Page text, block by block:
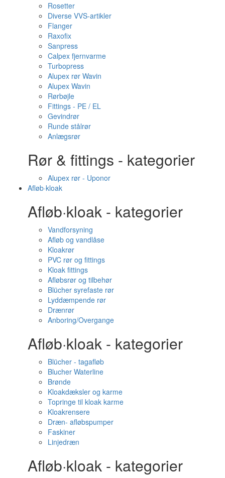
Rosetter
Diverse VVS-artikler
Flanger
Raxofix
Sanpress
Calpex fjernvarme
Turbopress
Alupex rør Wavin
Alupex Wavin
Rørbøjle
Fittings - PE / EL
Gevindrør
Runde stålrør
Anlægsrør
Rør & fittings - kategorier
Alupex rør - Uponor
Afløb·kloak
Afløb·kloak - kategorier
Vandforsyning
Afløb og vandlåse
Kloakrør
PVC rør og fittings
Kloak fittings
Afløbsrør og tilbehør
Blücher syrefaste rør
Lyddæmpende rør
Drænrør
Anboring/Overgange
Afløb·kloak - kategorier
Blücher - tagafløb
Blucher Waterline
Brønde
Kloakdæksler og karme
Topringe til kloak karme
Kloakrensere
Dræn- afløbspumper
Faskiner
Linjedræn
Afløb·kloak - kategorier